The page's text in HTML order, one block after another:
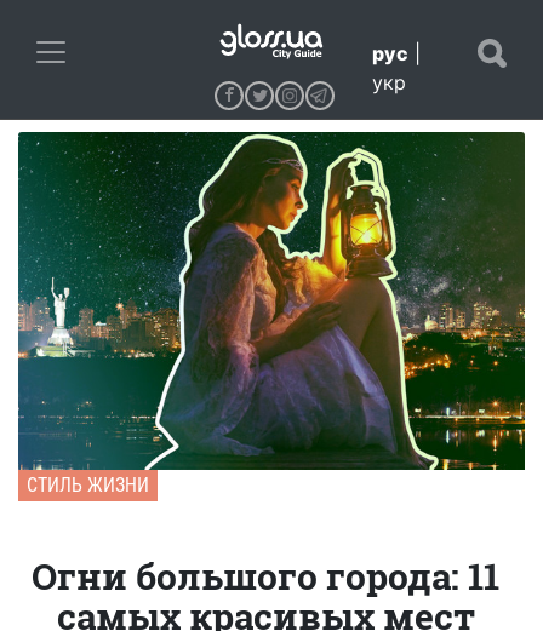
рус
укр
СТИЛЬ ЖИЗНИ
Огни большого города: 11
самых красивых мест